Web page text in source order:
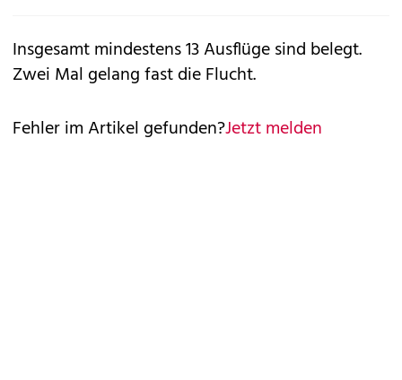
Insgesamt mindestens 13 Ausflüge sind belegt.
Zwei Mal gelang fast die Flucht.
Fehler im Artikel gefunden?Jetzt melden